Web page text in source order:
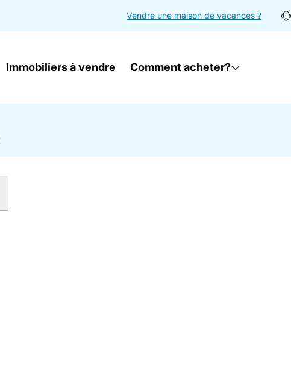
Vendre une maison de vacances ?
Immobiliers à vendre Comment acheter?